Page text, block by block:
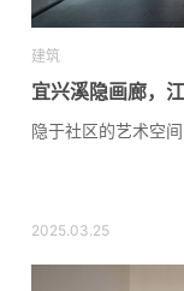
建筑
宜兴溪隐画廊，
隐于社区的艺术空间
2025.03.25